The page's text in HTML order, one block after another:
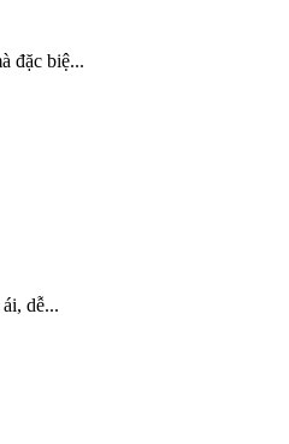
đặc biệ...
dễ...